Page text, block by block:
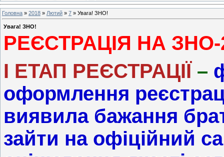
Головна » 2018 » Лютий » 7 » Увага! ЗНО!
Увага! ЗНО!
РЕЄСТРАЦІЯ НА ЗНО-
І ЕТАП РЕЄСТРАЦІЇ –
оформлення
виявила бажання
зайти на офіційний